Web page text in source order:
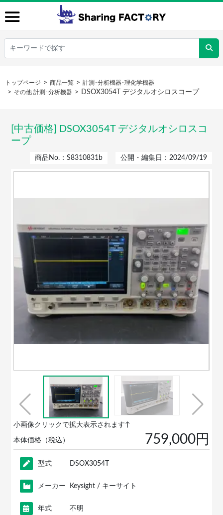
トップページ 商品一覧
計測･分析機器･理化学機器
その他 計測･分析機器
DSOX3054T デジタルオシロスコープ
[中古価格] DSOX3054T デジタルオシロスコ
ープ
商品No.：S8310831b 公開・編集日：2024/09/19
小画像クリックで拡大表示されます↑
本体価格（税込） 759,000円
型式 DSOX3054T
メーカー Keysight / キーサイト
年式 不明